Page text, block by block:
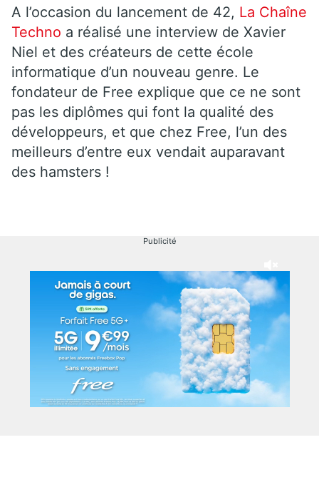
A l’occasion du lancement de 42, La Chaîne
Techno a réalisé une interview de Xavier
Niel et des créateurs de cette école
informatique d’un nouveau genre. Le
fondateur de Free explique que ce ne sont
pas les diplômes qui font la qualité des
développeurs, et que chez Free, l’un des
meilleurs d’entre eux vendait auparavant
des hamsters !
Publicité